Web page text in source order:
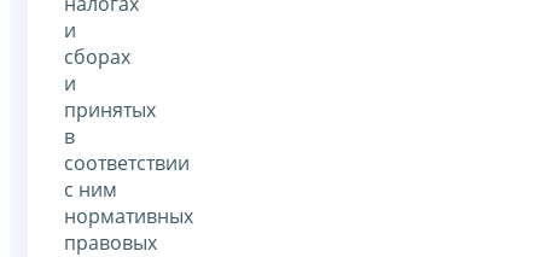
и
сборах
и
принятых
в
соответствии
с ним
нормативных
правовых